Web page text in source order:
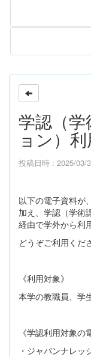
学認（
ョン）
投稿日時 : 2025/03/
以下の電子資料が
加え、学認（学術
経由で学外から利
どうぞご利用くだ
《利用対象》
本学の教職員、学
《学認利用対象の
・ジャパンナレッ